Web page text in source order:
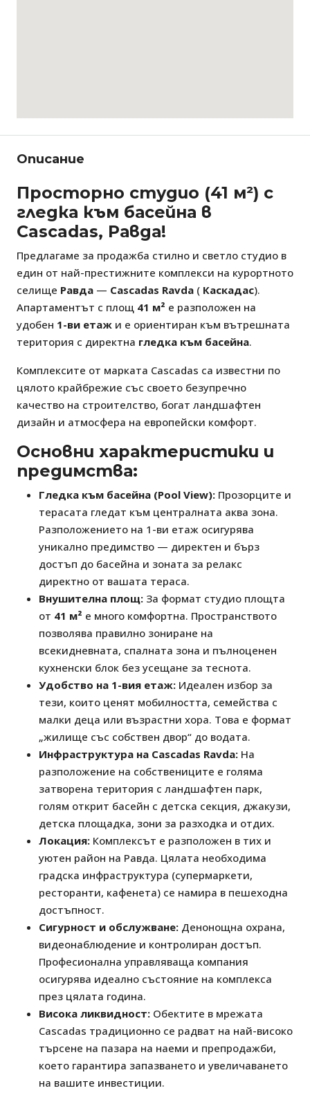
Описание
Просторно студио (41 м²) с
гледка към басейна в
Cascadas, Равда!
Предлагаме за продажба стилно и светло студио в
един от най-престижните комплекси на курортното
селище Равда — Cascadas Ravda ( Каскадас).
Апартаментът с площ 41 м² е разположен на
удобен 1-ви етаж и е ориентиран към вътрешната
територия с директна гледка към басейна.
Комплексите от марката Cascadas са известни по
цялото крайбрежие със своето безупречно
качество на строителство, богат ландшафтен
дизайн и атмосфера на европейски комфорт.
Основни характеристики и
предимства:
Гледка към басейна (Pool View): Прозорците и
терасата гледат към централната аква зона.
Разположението на 1-ви етаж осигурява
уникално предимство — директен и бърз
достъп до басейна и зоната за релакс
директно от вашата тераса.
Внушителна площ: За формат студио площта
от 41 м² е много комфортна. Пространството
позволява правилно зониране на
всекидневната, спалната зона и пълноценен
кухненски блок без усещане за теснота.
Удобство на 1-вия етаж: Идеален избор за
тези, които ценят мобилността, семейства с
малки деца или възрастни хора. Това е формат
„жилище със собствен двор“ до водата.
Инфраструктура на Cascadas Ravda: На
разположение на собствениците е голяма
затворена територия с ландшафтен парк,
голям открит басейн с детска секция, джакузи,
детска площадка, зони за разходка и отдих.
Локация: Комплексът е разположен в тих и
уютен район на Равда. Цялата необходима
градска инфраструктура (супермаркети,
ресторанти, кафенета) се намира в пешеходна
достъпност.
Сигурност и обслужване: Денонощна охрана,
видеонаблюдение и контролиран достъп.
Професионална управляваща компания
осигурява идеално състояние на комплекса
през цялата година.
Висока ликвидност: Обектите в мрежата
Cascadas традиционно се радват на най-високо
търсене на пазара на наеми и препродажби,
което гарантира запазването и увеличаването
на вашите инвестиции.